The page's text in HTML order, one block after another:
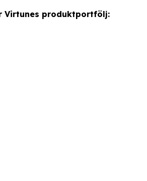
Virtunes produktportfölj: